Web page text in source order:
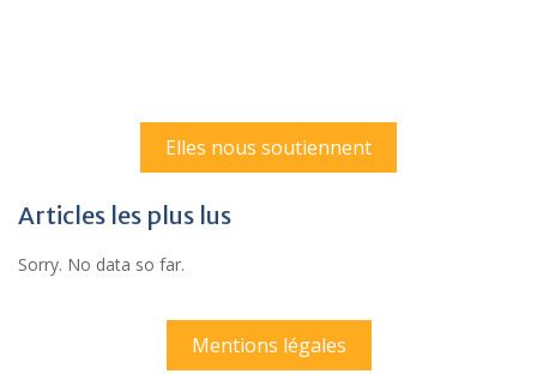
Elles nous soutiennent
Articles les plus lus
Sorry. No data so far.
Mentions légales